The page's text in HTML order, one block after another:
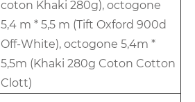
coton Khaki 280g), octogone
5,4 m * 5,5 m (Tift Oxford 900d
Off-White), octogone 5,4m *
5,5m (Khaki 280g Coton Cotton
Clott)